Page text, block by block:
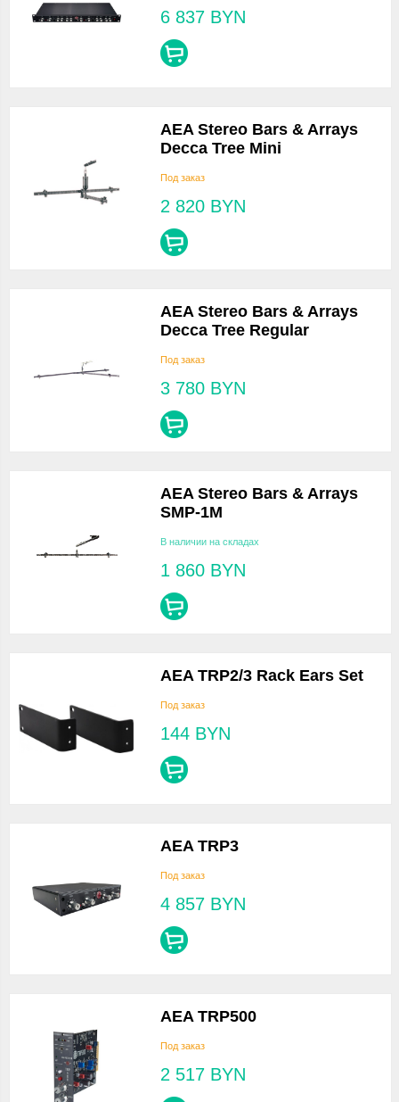
6 837 BYN
AEA Stereo Bars & Arrays
Decca Tree Mini
Под заказ
2 820 BYN
AEA Stereo Bars & Arrays
Decca Tree Regular
Под заказ
3 780 BYN
AEA Stereo Bars & Arrays
SMP-1M
В наличии на складах
1 860 BYN
AEA TRP2/3 Rack Ears Set
Под заказ
144 BYN
AEA TRP3
Под заказ
4 857 BYN
AEA TRP500
Под заказ
2 517 BYN